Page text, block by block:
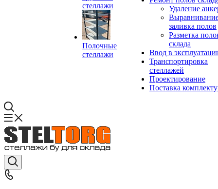
стеллажи
Полочные
стеллажи
Удаление
заливка полов
Разметка
склада
Ввод в
Транспортировка
стеллажей
Проектирование
Поставка